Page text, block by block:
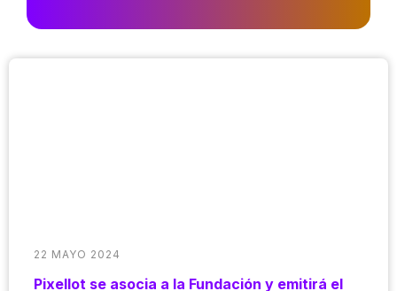
22 MAYO 2024
Pixellot se asocia a la Fundación y emitirá el